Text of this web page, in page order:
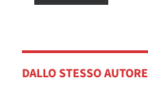
DALLO STESSO AUTORE